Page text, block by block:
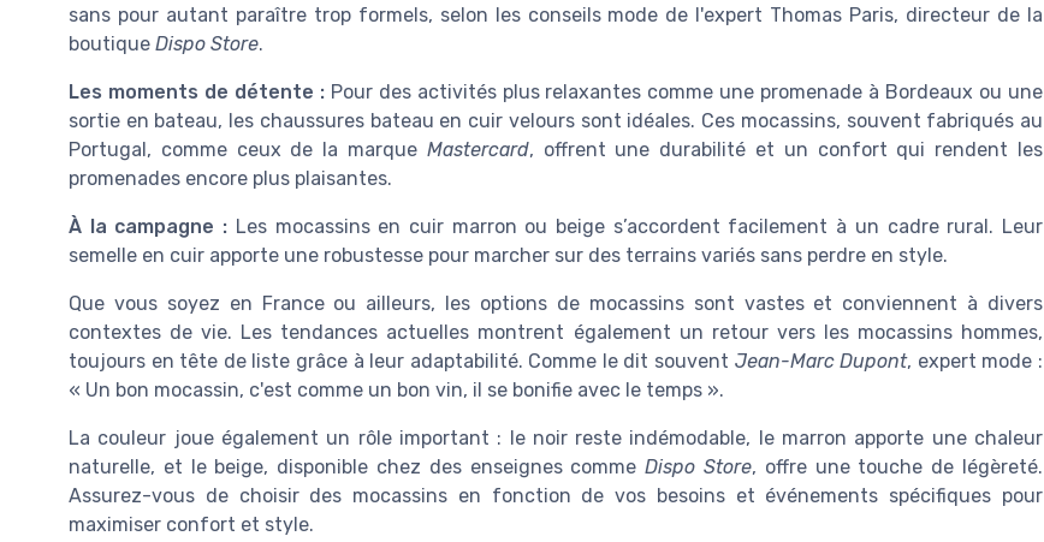
sans pour autant paraître trop formels, selon les conseils mode de l'expert Thomas Paris, directeur de la
boutique Dispo Store.
Les moments de détente :Pour des activités plus relaxantes comme une promenade à Bordeaux ou une
sortie en bateau, les chaussures bateau en cuir velours sont idéales. Ces mocassins, souvent fabriqués au
Portugal, comme ceux de la marque Mastercard, offrent une durabilité et un confort qui rendent les
promenades encore plus plaisantes.
À la campagne : Les mocassins en cuir marron ou beige s’accordent facilement à un cadre rural. Leur
semelle en cuir apporte une robustesse pour marcher sur des terrains variés sans perdre en style.
Que vous soyez en France ou ailleurs, les options de mocassins sont vastes et conviennent à divers
contextes de vie. Les tendances actuelles montrent également un retour vers les mocassins hommes,
toujours en tête de liste grâce à leur adaptabilité. Comme le dit souvent Jean-Marc Dupont, expert mode :
« Un bon mocassin, c'est comme un bon vin, il se bonifie avec le temps ».
La couleur joue également un rôle important : le noir reste indémodable, le marron apporte une chaleur
naturelle, et le beige, disponible chez des enseignes commeDispo Store, offre une touche de légèreté.
Assurez-vous de choisir des mocassins en fonction de vos besoins et événements spécifiques pour
maximiser confort et style.